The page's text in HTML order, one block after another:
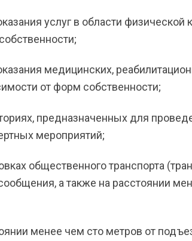
услуг в области физической
медицинских,
от форм собственности;
предназначенных для
мероприятий;
общественного транспорта
а также на расстоянии
менее чем сто метров от